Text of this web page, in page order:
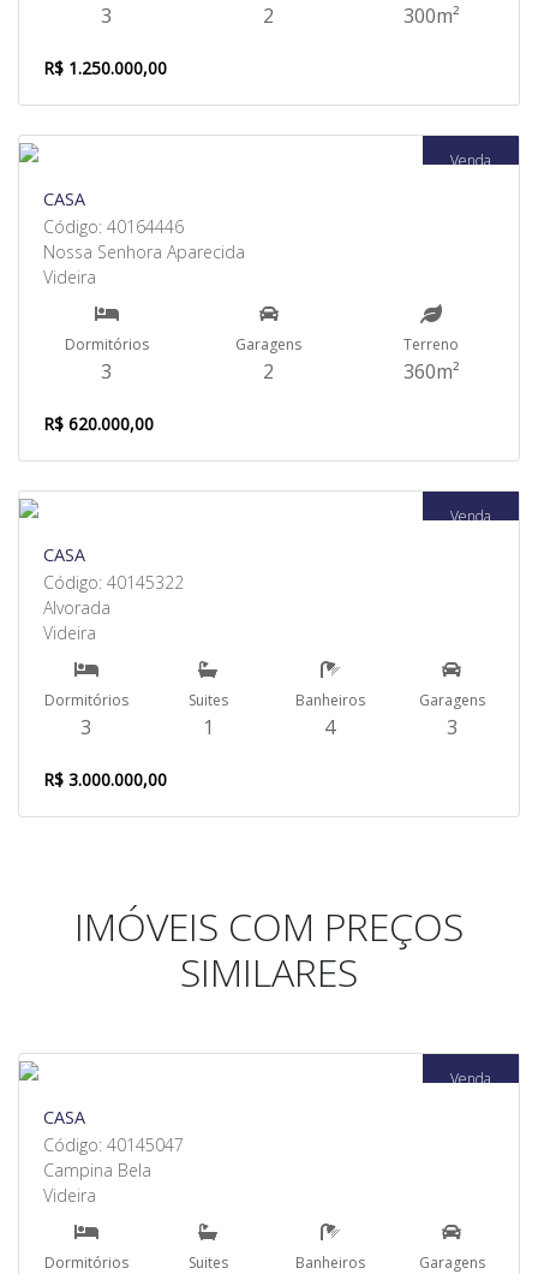
3 2 300m²
R$ 1.250.000,00
Venda
CASA
Código: 40164446
Nossa Senhora Aparecida
Videira
Dormitórios
3
Garagens
2
Terreno
360m²
R$ 620.000,00
Venda
CASA
Código: 40145322
Alvorada
Videira
Dormitórios
3
Suites
1
Banheiros
4
Garagens
3
R$ 3.000.000,00
IMÓVEIS COM PREÇOS
SIMILARES
Venda
CASA
Código: 40145047
Campina Bela
Videira
Dormitórios Suites Banheiros Garagens